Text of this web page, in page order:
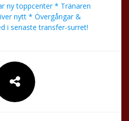
ny toppcenter * Tränaren
nytt * Övergångar &
i senaste transfer-surret!